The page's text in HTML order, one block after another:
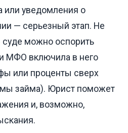
или уведомления о
— серьезный этап. Не
суде можно оспорить
МФО включила в него
или проценты сверх
займа). Юрист поможет
и, возможно,